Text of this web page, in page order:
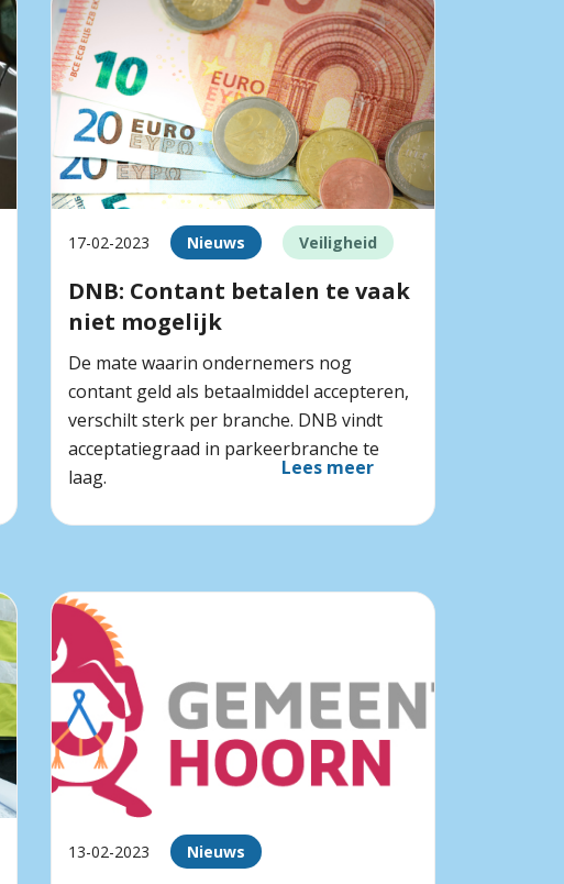
17-02-2023 Nieuws Veiligheid
DNB: Contant betalen te vaak
niet mogelijk
De mate waarin ondernemers nog
contant geld als betaalmiddel accepteren,
verschilt sterk per branche. DNB vindt
acceptatiegraad in parkeerbranche te
laag.
Lees meer
13-02-2023 Nieuws